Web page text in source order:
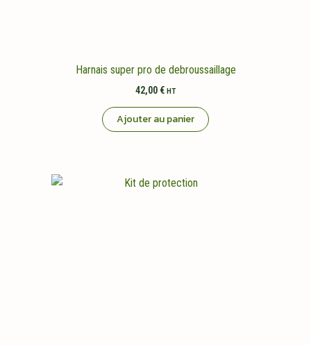
Harnais super pro de debroussaillage
42,00 € HT
Ajouter au panier